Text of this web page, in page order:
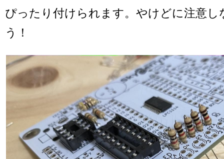
ぴったり付けられます。やけどに注意し
う！